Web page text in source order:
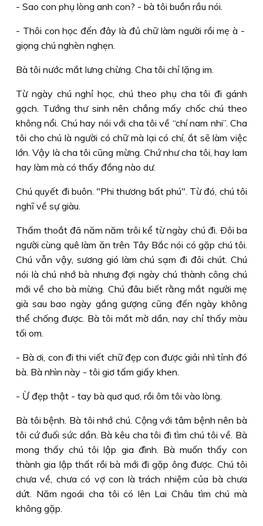
- Sao con phụ lòng anh con? - bà tôi buồn rầu nói.
- Thôi con học đến đây là đủ chữ làm người rồi mẹ à -
giọng chú nghèn nghẹn.
Bà tôi nước mắt lưng chừng. Cha tôi chỉ lặng im.
Từ ngày chú nghỉ học, chú theo phụ cha tôi đi gánh
gạch. Tướng thư sinh nên chẳng mấy chốc chú theo
không nổi. Chú hay nói với cha tôi về “chí nam nhi”. Cha
tôi cho chú là người có chữ mà lại có chí, ắt sẽ làm việc
lớn. Vậy là cha tôi cũng mừng. Chứ như cha tôi, hay lam
hay làm mà có thấy đồng nào dư.
Chú quyết đi buôn. "Phi thương bất phú". Từ đó, chú tôi
nghĩ về sự giàu.
Thấm thoắt đã năm năm trôi kể từ ngày chú đi. Ðôi ba
người cùng quê làm ăn trên Tây Bắc nói có gặp chú tôi.
Chú vẫn vậy, sương gió làm chú sạm đi đôi chút. Chú
nói là chú nhớ bà nhưng đợi ngày chú thành công chú
mới về cho bà mừng. Chú đâu biết rằng mắt người mẹ
già sau bao ngày gắng gượng cũng đến ngày không
thể chống được. Bà tôi mắt mờ dần, nay chỉ thấy màu
tối om.
- Bà ơi, con đi thi viết chữ đẹp con được giải nhì tỉnh đó
bà. Bà nhìn này - tôi giơ tấm giấy khen.
- Ừ đẹp thật - tay bà quơ quơ, rồi ôm tôi vào lòng.
Bà tôi bệnh. Bà tôi nhớ chú. Cộng với tâm bệnh nên bà
tôi cứ đuối sức dần. Bà kêu cha tôi đi tìm chú tôi về. Bà
mong thấy chú tôi lập gia đình. Bà muốn thấy con
thành gia lập thất rồi bà mới đi gặp ông được. Chú tôi
chưa về, chưa có vợ con là trách nhiệm của bà chưa
dứt. Năm ngoái cha tôi có lên Lai Châu tìm chú mà
không gặp.